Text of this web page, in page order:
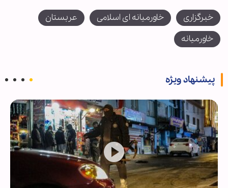
خبرگزاری خاورمیانه ای اسلامی
عربستان
خاورمیانه
پیشنهاد ویژه